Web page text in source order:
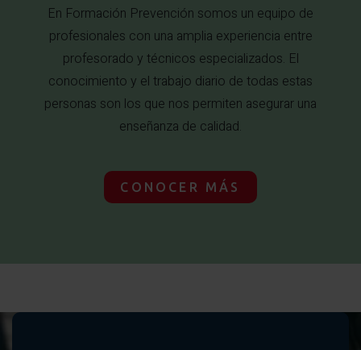
En Formación Prevención somos un equipo de
profesionales con una amplia experiencia entre
profesorado y técnicos especializados. El
conocimiento y el trabajo diario de todas estas
personas son los que nos permiten asegurar una
enseñanza de calidad.
CONOCER MÁS